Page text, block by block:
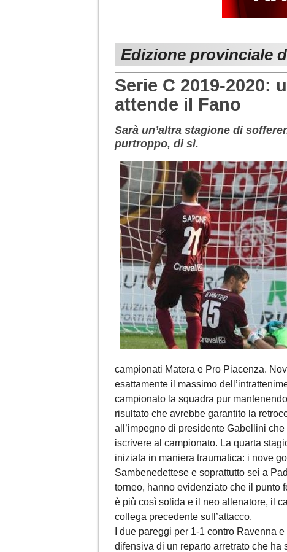
Edizione provinciale
Serie C 2019-2020:
attende il Fano
Sarà un’altra stagione di
purtroppo, di sì.
campionati Matera e Pro Piacenza.
esattamente il massimo
campionato la squadra pur
risultato che avrebbe garantito la
all’impegno di presidente Gabellini
iscrivere al campionato. La quarta
iniziata in maniera traumatica: i nove
Sambenedettese e soprattutto sei a
torneo, hanno evidenziato che il punto
è più così solida e il neo allenatore, il
collega precedente sull’attacco.
I due pareggi per 1-1 contro Ravenna
difensiva di un reparto arretrato che